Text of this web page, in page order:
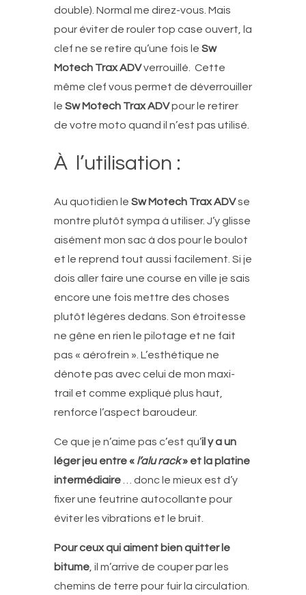
double). Normal me direz-vous. Mais
pour éviter de rouler top case ouvert, la
clef ne se retire qu’une fois le Sw
Motech Trax ADVverrouillé. Cette
même clef vous permet de déverrouiller
le Sw Motech Trax ADVpour le retirer
de votre moto quand il n’est pas utilisé.
À l’utilisation :
Au quotidien le Sw Motech Trax ADVse
montre plutôt sympa à utiliser. J’y glisse
aisément mon sac à dos pour le boulot
et le reprend tout aussi facilement. Si je
dois aller faire une course en ville je sais
encore une fois mettre des choses
plutôt légères dedans. Son étroitesse
ne gêne en rien le pilotage et ne fait
pas « aérofrein ». L’esthétique ne
dénote pas avec celui de mon maxi-
trail et comme expliqué plus haut,
renforce l’aspect baroudeur.
Ce que je n’aime pas c’est qu’il y a un
léger jeu entre « l’alu rack» et la platine
intermédiaire
… donc le mieux est d’y
fixer une feutrine autocollante pour
éviter les vibrations et le bruit.
Pour ceux qui aiment bien quitter le
bitume , il m’arrive de couper par les
chemins de terre pour fuir la circulation.